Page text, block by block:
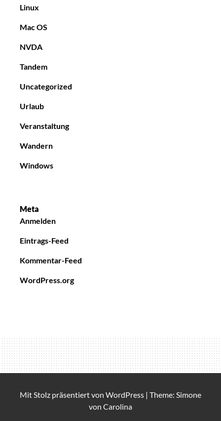
Linux
Mac OS
NVDA
Tandem
Uncategorized
Urlaub
Veranstaltung
Wandern
Windows
Meta
Anmelden
Eintrags-Feed
Kommentar-Feed
WordPress.org
Mit Stolz präsentiert von WordPress | Theme: Simone
von Carolina